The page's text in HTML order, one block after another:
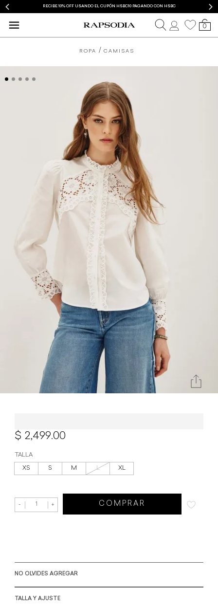
RECIBE 10% OFF USANDO EL CUPÓN HSBC10 PAGANDO CON HSBC
0
ROPA CAMISAS
2,499.00
TALLA
XS S M L XL
+
- COMPRAR
NO OLVIDES AGREGAR
TALLA Y AJUSTE